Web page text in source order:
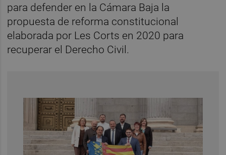
para defender en la Cámara Baja la
propuesta de reforma constitucional
elaborada por Les Corts en 2020 para
recuperar el Derecho Civil.